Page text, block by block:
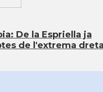
De la Espriella ja
de l'extrema